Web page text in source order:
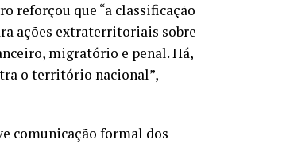
reforçou que “a classificação
ações extraterritoriais sobre
migratório e penal. Há,
o território nacional”,
comunicação formal dos